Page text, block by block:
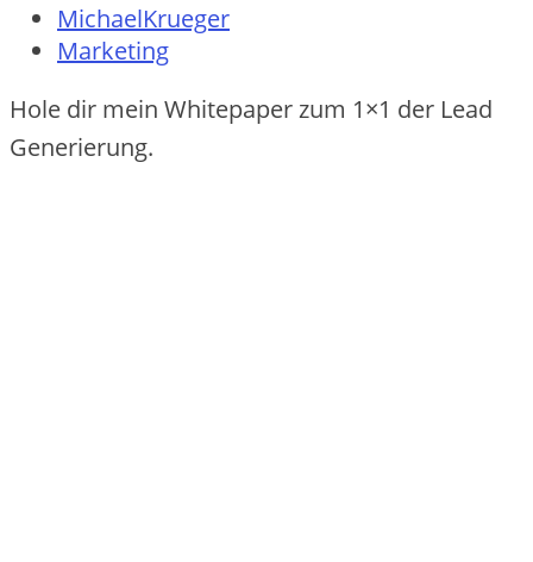
MichaelKrueger
Marketing
Hole dir mein Whitepaper zum 1×1 der Lead
Generierung.